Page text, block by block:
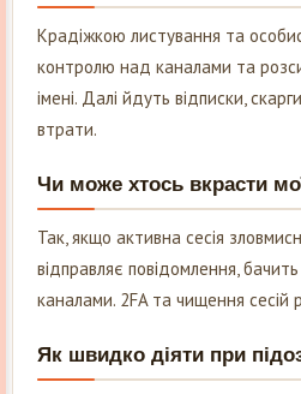
Крадіжкою листування та
контролю над каналами та
імені. Далі йдуть відписки,
втрати.
Чи може хтось вкрасти
Так, якщо активна сесія
відправляє повідомлення,
каналами. 2FA та чищення сесій
Як швидко діяти при